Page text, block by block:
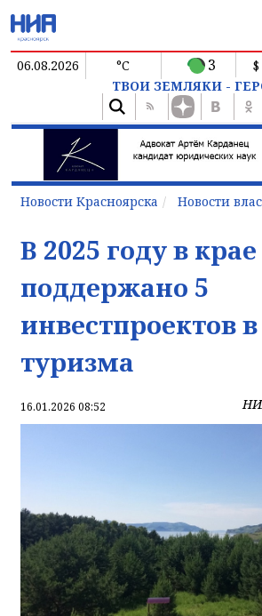
06.08.2026 °C 3
ТВОИ ЗЕМЛЯКИ -
Новости Красноярска Новости
В 2025 году в крае
поддержано 5
инвестпроектов
туризма
16.01.2026 08:52